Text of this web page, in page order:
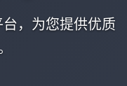
，为您提供优质